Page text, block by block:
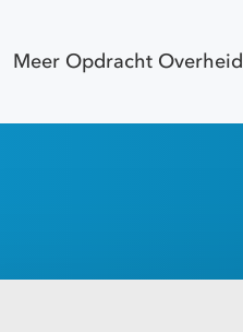
Meer Opdracht Overheid